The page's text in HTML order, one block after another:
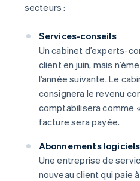
secteurs :
Services-conseils
Un cabinet d’experts-
client en juin, mais
l’année suivante. Le
consignera le revenu
comptabilisera comme
facture sera payée.
Abonnements logiciels
Une entreprise de
nouveau client qui paie